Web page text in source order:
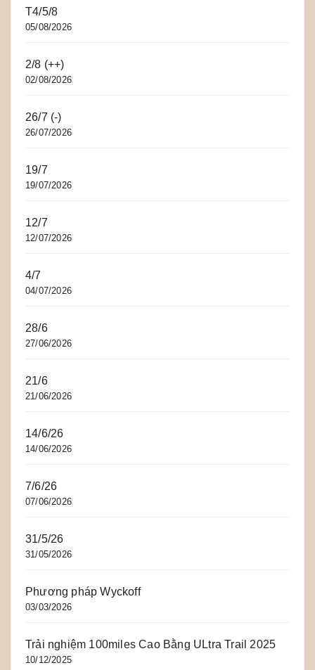
T4/5/8
05/08/2026
2/8 (++)
02/08/2026
26/7 (-)
26/07/2026
19/7
19/07/2026
12/7
12/07/2026
4/7
04/07/2026
28/6
27/06/2026
21/6
21/06/2026
14/6/26
14/06/2026
7/6/26
07/06/2026
31/5/26
31/05/2026
Phương pháp Wyckoff
03/03/2026
Trải nghiệm 100miles Cao Bằng ULtra Trail 2025
10/12/2025